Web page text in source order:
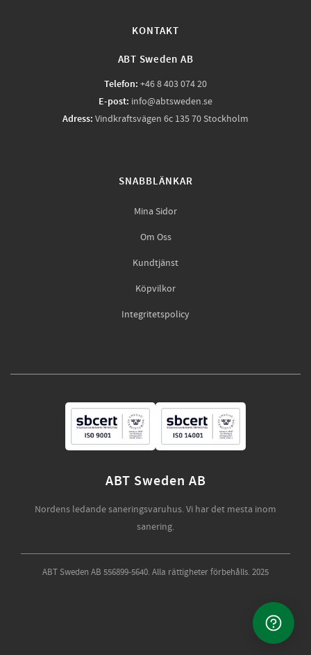
KONTAKT
ABT Sweden AB
Telefon: +46 8 403 074 20
E-post: info@abtsweden.se
Adress: Vindkraftsvägen 6c 135 70 Stockholm
SNABBLÄNKAR
Mina Sidor
Om Oss
Kundtjänst
Köpvilkor
Integritetspolicy
ABT Sweden AB
Nordens ledande saneringsvaruhus. Vi har det mesta inom
sanering.
ABT Sweden AB 556899-5640. Alla rättigheter förbehålls. 2025